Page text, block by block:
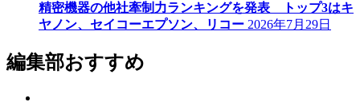
精密機器の他社牽制力ランキングを発表 トップ3はキ
ヤノン、セイコーエプソン、リコー 2026年7月29日
編集部おすすめ